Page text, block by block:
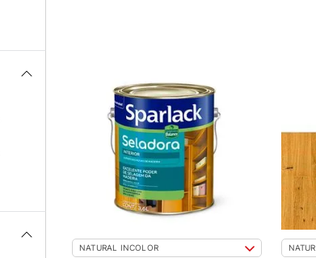
NATURAL INCOLOR